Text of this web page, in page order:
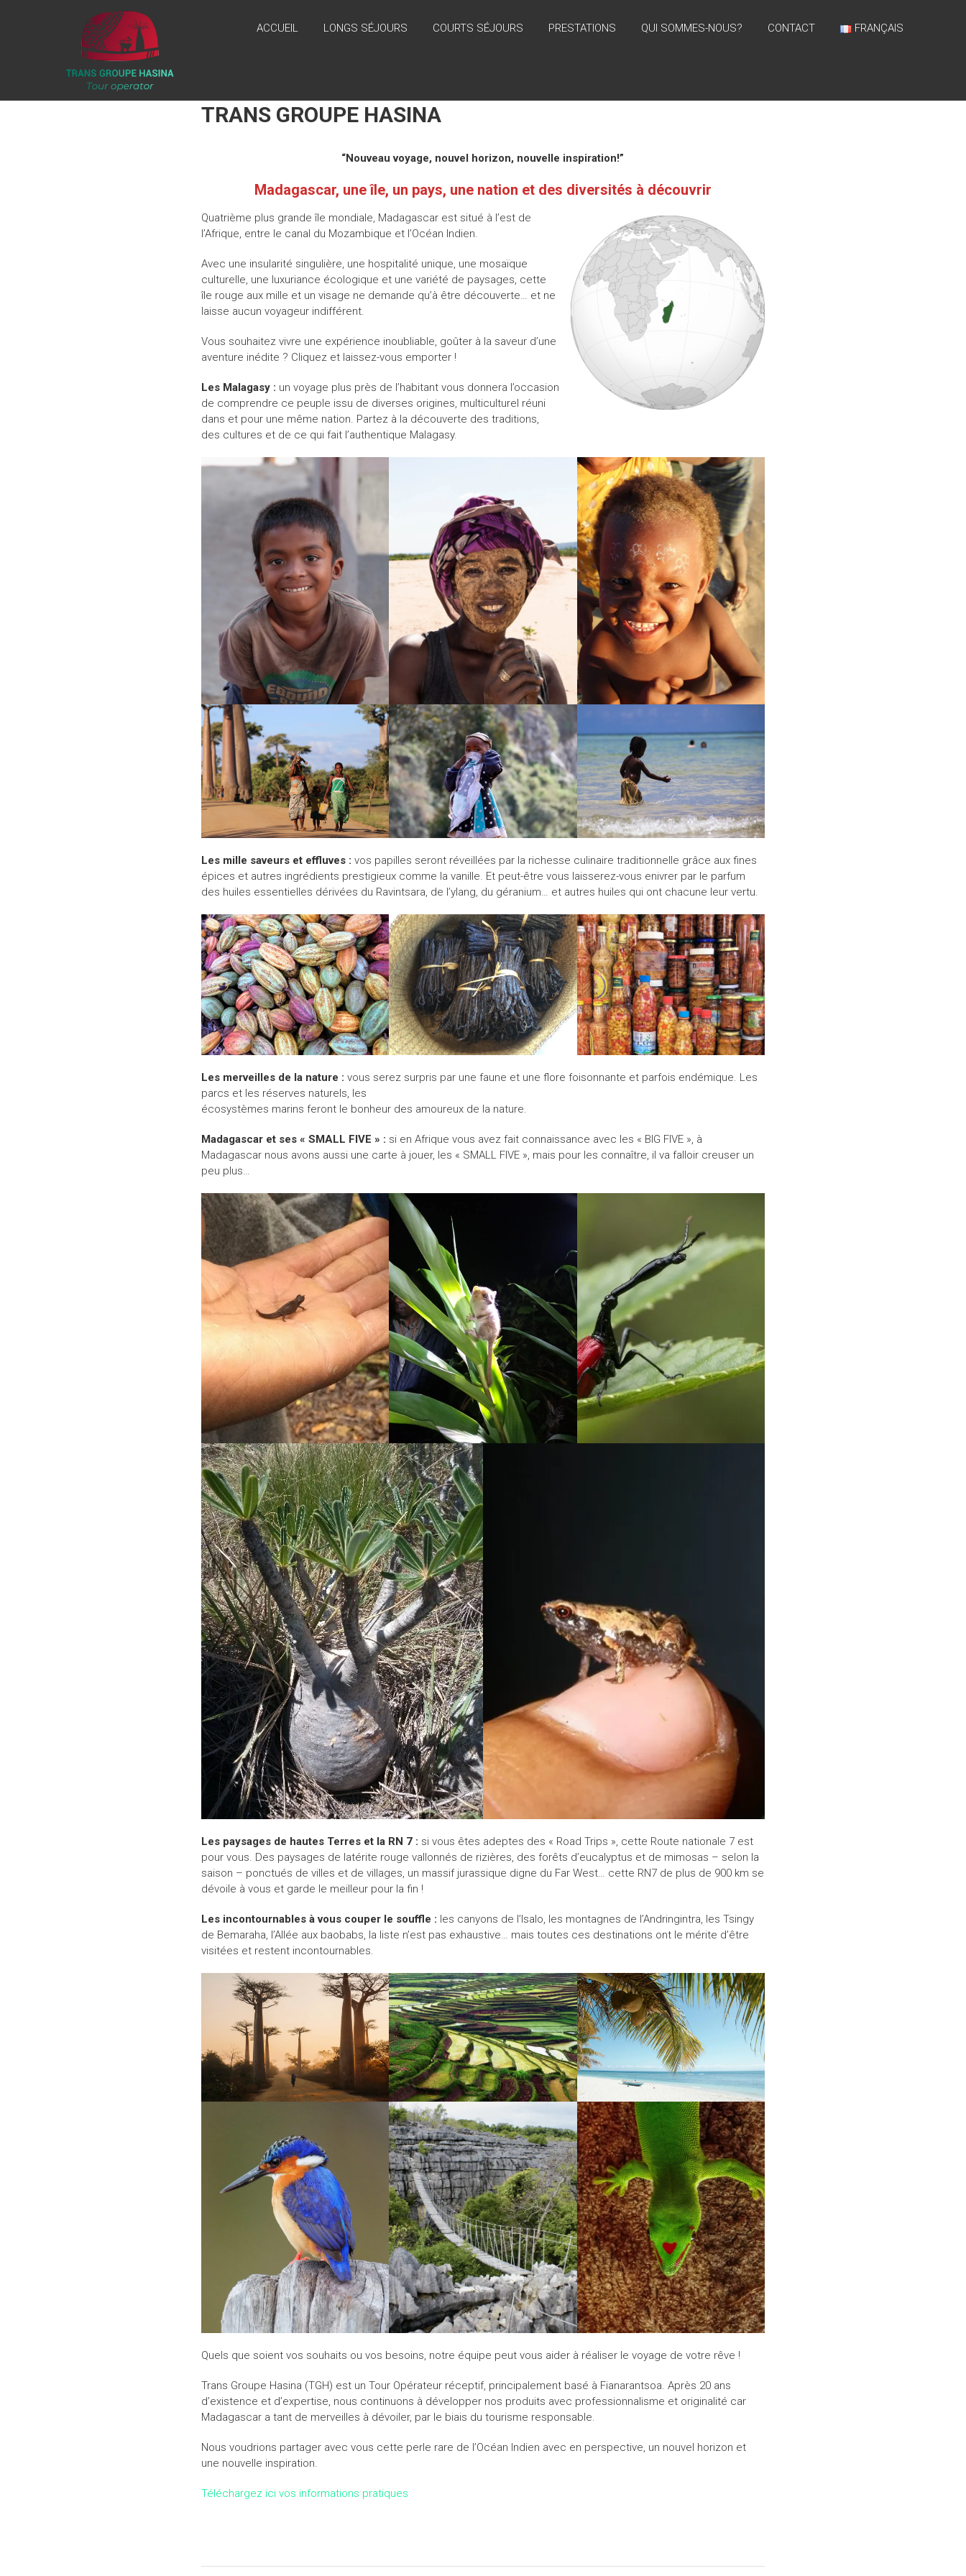
AGENCE
TRANSGROUPEHASINA
“Nouveau
voyage,
ACCUEIL LONGS SÉJOURS COURTS SÉJOURS PRESTATIONS QUI SOMMES-NOUS? CONTACT FRANÇAIS
TRANS GROUPE HASINA
“Nouveau voyage, nouvel horizon, nouvelle inspiration!”
Madagascar, une île, un pays, une nation et des diversités à découvrir
Quatrième plus grande île mondiale, Madagascar est situé à l’est de
l’Afrique, entre le canal du Mozambique et l’Océan Indien.
Avec une insularité singulière, une hospitalité unique, une mosaïque
culturelle, une luxuriance écologique et une variété de paysages, cette
île rouge aux mille et un visage ne demande qu’à être découverte… et ne
laisse aucun voyageur indifférent.
Vous souhaitez vivre une expérience inoubliable, goûter à la saveur d’une
aventure inédite ? Cliquez et laissez-vous emporter !
Les Malagasy : un voyage plus près de l’habitant vous donnera l’occasion
de comprendre ce peuple issu de diverses origines, multiculturel réuni
dans et pour une même nation. Partez à la découverte des traditions,
des cultures et de ce qui fait l’authentique Malagasy.
Les mille saveurs et effluves : vos papilles seront réveillées par la richesse culinaire traditionnelle grâce aux fines
épices et autres ingrédients prestigieux comme la vanille. Et peut-être vous laisserez-vous enivrer par le parfum
des huiles essentielles dérivées du Ravintsara, de l’ylang, du géranium… et autres huiles qui ont chacune leur vertu.
Les merveilles de la nature : vous serez surpris par une faune et une flore foisonnante et parfois endémique. Les
parcs et les réserves naturels, les
écosystèmes marins feront le bonheur des amoureux de la nature.
Madagascar et ses « SMALL FIVE » : si en Afrique vous avez fait connaissance avec les « BIG FIVE », à
Madagascar nous avons aussi une carte à jouer, les « SMALL FIVE », mais pour les connaître, il va falloir creuser un
peu plus…
Les paysages de hautes Terres et la RN 7 : si vous êtes adeptes des « Road Trips », cette Route nationale 7 est
pour vous. Des paysages de latérite rouge vallonnés de rizières, des forêts d’eucalyptus et de mimosas – selon la
saison – ponctués de villes et de villages, un massif jurassique digne du Far West… cette RN7 de plus de 900 km se
dévoile à vous et garde le meilleur pour la fin !
Les incontournables à vous couper le souffle : les canyons de l’Isalo, les montagnes de l’Andringintra, les Tsingy
de Bemaraha, l’Allée aux baobabs, la liste n’est pas exhaustive… mais toutes ces destinations ont le mérite d’être
visitées et restent incontournables.
Quels que soient vos souhaits ou vos besoins, notre équipe peut vous aider à réaliser le voyage de votre rêve !
Trans Groupe Hasina (TGH) est un Tour Opérateur réceptif, principalement basé à Fianarantsoa. Après 20 ans
d’existence et d’expertise, nous continuons à développer nos produits avec professionnalisme et originalité car
Madagascar a tant de merveilles à dévoiler, par le biais du tourisme responsable.
Nous voudrions partager avec vous cette perle rare de l’Océan Indien avec en perspective, un nouvel horizon et
une nouvelle inspiration.
Téléchargez ici vos informations pratiques